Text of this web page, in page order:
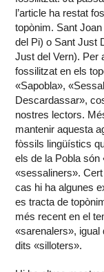
l’article ha restat
topònim. Sant
del Pi) o Sant Just
Just del Vern). Per
fossilitzat en els
«Sapobla»,
Descardassar»,
nostres lectors.
mantenir aquesta
fòssils lingüístics
els de la Pobla són
«sessaliners».
cas hi ha algunes
es tracta de
més recent en el
«sarenalers», igual
dits «silloters».